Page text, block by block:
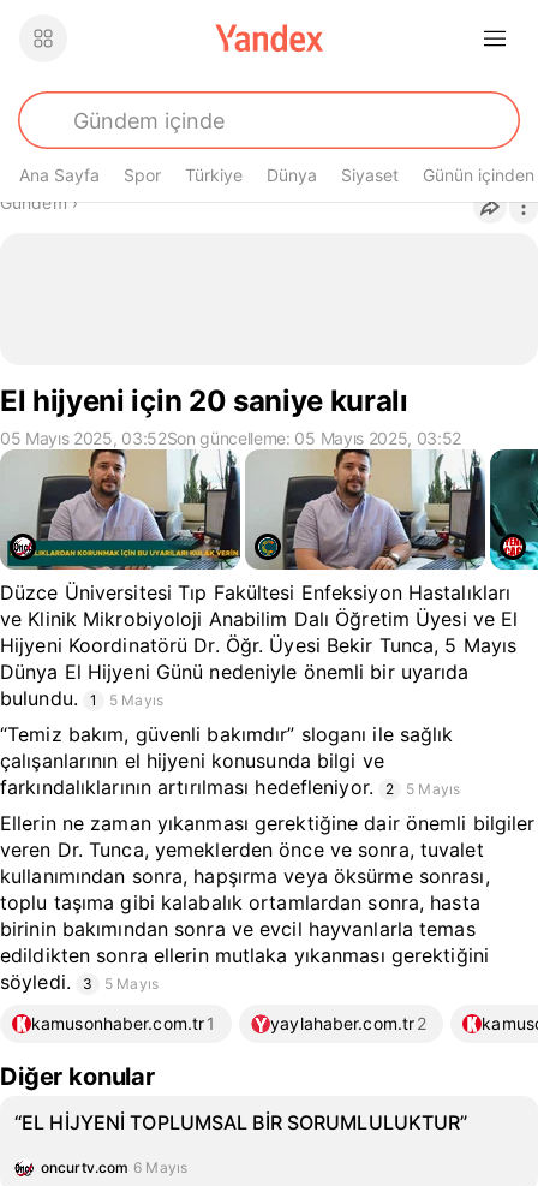
Ana Sayfa Spor Türkiye Dünya Siyaset Günün içinden
Buradasın
Gündem›
El hijyeni için 20 saniye kuralı
05 Mayıs 2025, 03:52Son güncelleme: 05 Mayıs 2025, 03:52
Düzce Üniversitesi Tıp Fakültesi Enfeksiyon Hastalıkları
ve Klinik Mikrobiyoloji Anabilim Dalı Öğretim Üyesi ve El
Hijyeni Koordinatörü Dr. Öğr. Üyesi Bekir Tunca, 5 Mayıs
Dünya El Hijyeni Günü nedeniyle önemli bir uyarıda
bulundu.
1 5 Mayıs
“Temiz bakım, güvenli bakımdır” sloganı ile sağlık
çalışanlarının el hijyeni konusunda bilgi ve
farkındalıklarının artırılması hedefleniyor.
2 5 Mayıs
Ellerin ne zaman yıkanması gerektiğine dair önemli bilgiler
veren Dr. Tunca, yemeklerden önce ve sonra, tuvalet
kullanımından sonra, hapşırma veya öksürme sonrası,
toplu taşıma gibi kalabalık ortamlardan sonra, hasta
birinin bakımından sonra ve evcil hayvanlarla temas
edildikten sonra ellerin mutlaka yıkanması gerektiğini
söyledi.
3 5 Mayıs
kamusonhaber.com.tr1 yaylahaber.com.tr2
Diğer konular
“EL HİJYENİ TOPLUMSAL BİR SORUMLULUKTUR”
oncurtv.com 6 Mayıs